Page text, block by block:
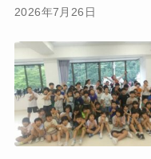
2026年7月26日